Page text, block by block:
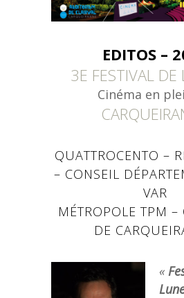
EDITOS –
3E FESTIVAL DE
Cinéma en
QUATTROCENTO –
– CONSEIL
VAR
MÉTROPOLE TPM
DE
«